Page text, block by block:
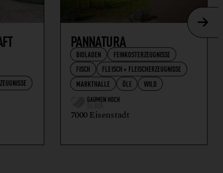
PANNATURA
BIOLADEN
FEINKOSTERZEUGNISSE
FISCH
FLEISCH + FLEISCHERZEUGNISSE
MARKTHALLE
ÖLE WILD
7000 Eisenstadt